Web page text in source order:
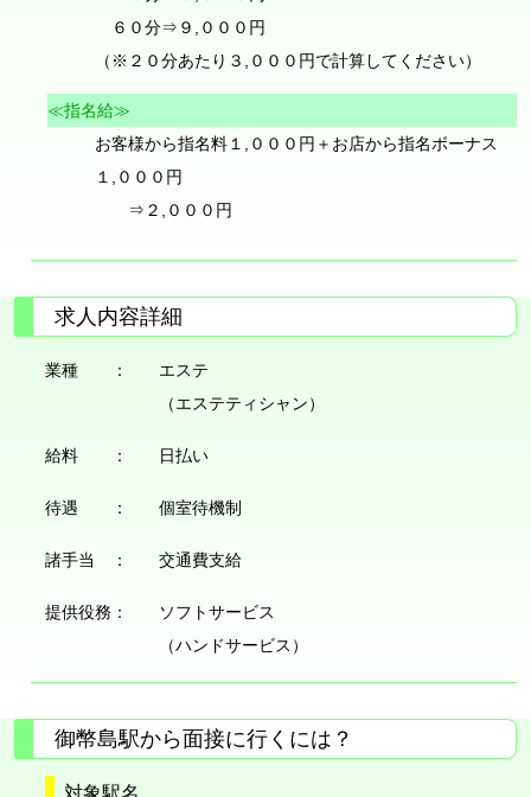
６０分⇒９,０００円
（※２０分あたり３,０００円で計算してください）
≪指名給≫
お客様から指名料１,０００円＋お店から指名ボーナス
１,０００円
⇒２,０００円
求人内容詳細
業種 ：
エステ
（エステティシャン）
給料 ： 日払い
待遇 ： 個室待機制
諸手当 ： 交通費支給
提供役務：
ソフトサービス
（ハンドサービス）
御幣島駅から面接に行くには？
対象駅名